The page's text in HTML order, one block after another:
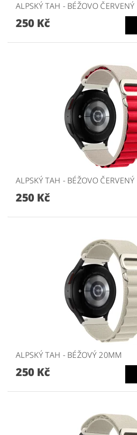
ALPSKÝ TAH - BÉŽOVO
250 Kč
ALPSKÝ TAH - BÉŽOVO
250 Kč
ALPSKÝ TAH - BÉŽOVÝ 20MM
250 Kč